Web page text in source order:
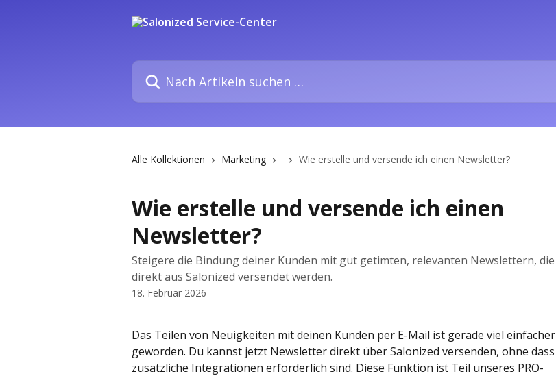
Nach Artikeln suchen …
Alle Kollektionen Marketing Wie erstelle und versende ich einen Newsletter?
Wie erstelle und versende ich einen
Newsletter?
Steigere die Bindung deiner Kunden mit gut getimten, relevanten Newslettern, die
direkt aus Salonized versendet werden.
18. Februar 2026
Das Teilen von Neuigkeiten mit deinen Kunden per E-Mail ist gerade viel einfacher
geworden. Du kannst jetzt Newsletter direkt über Salonized versenden, ohne dass
zusätzliche Integrationen erforderlich sind. Diese Funktion ist Teil unseres PRO-